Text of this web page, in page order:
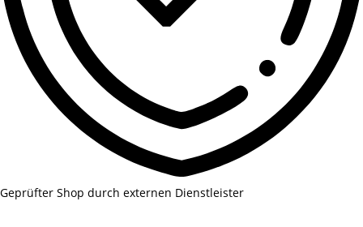
Geprüfter Shop durch externen Dienstleister